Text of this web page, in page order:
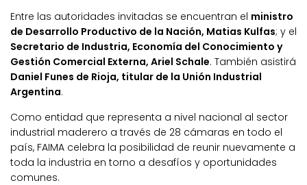
Entre las autoridades invitadas se encuentran el ministro
de Desarrollo Productivo de la Nación, Matias Kulfas; y el
Secretario de Industria, Economía del Conocimiento y
Gestión Comercial Externa, Ariel Schale. También asistirá
Daniel Funes de Rioja, titular de la Unión Industrial
Argentina.
Como entidad que representa a nivel nacional al sector
industrial maderero a través de 28 cámaras en todo el
país, FAIMA celebra la posibilidad de reunir nuevamente a
toda la industria en torno a desafíos y oportunidades
comunes.